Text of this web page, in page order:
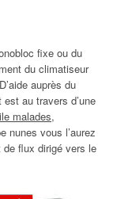
fixe ou du
du climatiseur
auprès du
au travers d’une
malades,
nunes vous l’aurez
de flux dirigé vers le